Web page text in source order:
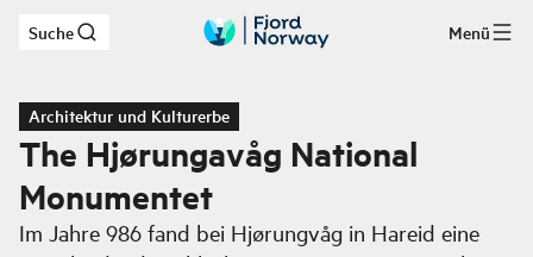
Zum Hauptinhalt
Suche Menü
Architektur und Kulturerbe
The Hjørungavåg National
Monumentet
Im Jahre 986 fand bei Hjørungvåg in Hareid eine